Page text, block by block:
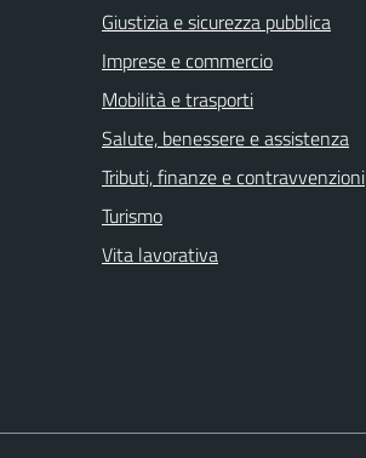
Giustizia e sicurezza pubblica
Imprese e commercio
Mobilità e trasporti
Salute, benessere e assistenza
Tributi, finanze e contravvenzioni
Turismo
Vita lavorativa